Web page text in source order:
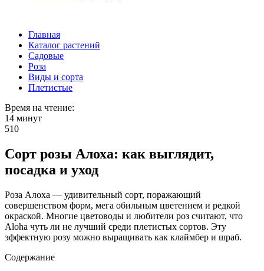
Главная
Каталог растений
Садовые
Роза
Виды и сорта
Плетистые
Время на чтение:
14 минут
510
Сорт розы Алоха: как выглядит,
посадка и уход
Роза Алоха — удивительный сорт, поражающий
совершенством форм, мега обильным цветением и редкой
окраской. Многие цветоводы и любители роз считают, что
Aloha чуть ли не лучший среди плетистых сортов. Эту
эффектную розу можно выращивать как клаймбер и шраб.
Содержание